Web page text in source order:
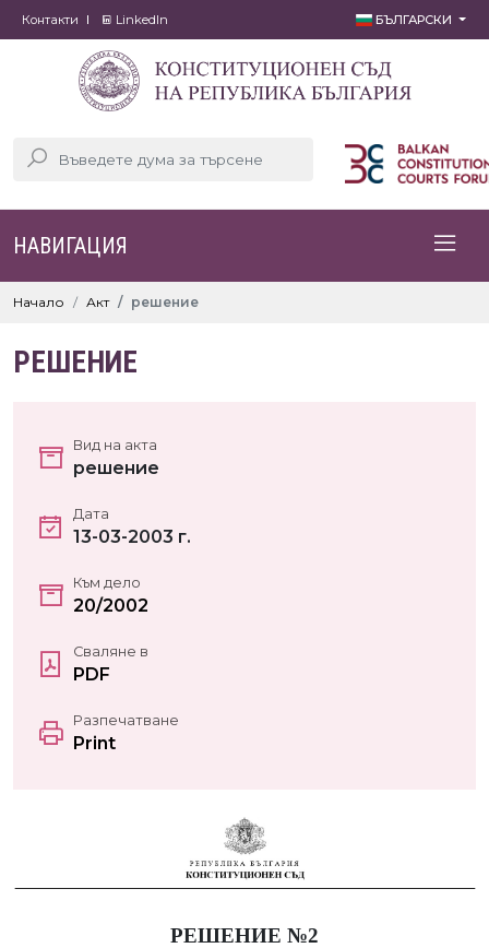
Контакти LinkedIn БЪЛГАРСКИ
НАВИГАЦИЯ
Начало Акт решение
РЕШЕНИЕ
Вид на акта
решение
Дата
13-03-2003 г.
Към дело
20/2002
Сваляне в
PDF
Разпечатване
Print
РЕШЕНИЕ №2